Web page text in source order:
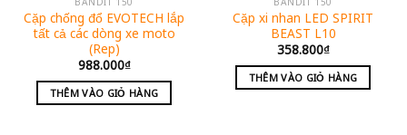
Cặp chống đổ EVOTECH lắp
tất cả các dòng xe moto
(Rep)
988.000₫
THÊM VÀO GIỎ HÀNG
Cặp xi nhan LED SPIRIT
BEAST L10
358.800₫
THÊM VÀO GIỎ HÀNG